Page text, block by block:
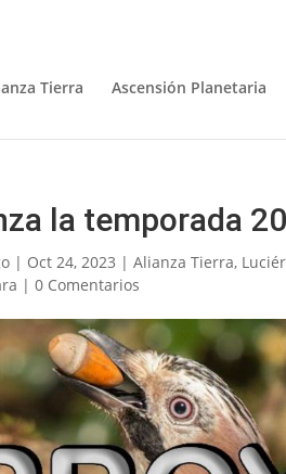
Tierra Ascensión Planetaria
la temporada
| Oct 24, 2023 |Alianza Tierra,
|0 Comentarios